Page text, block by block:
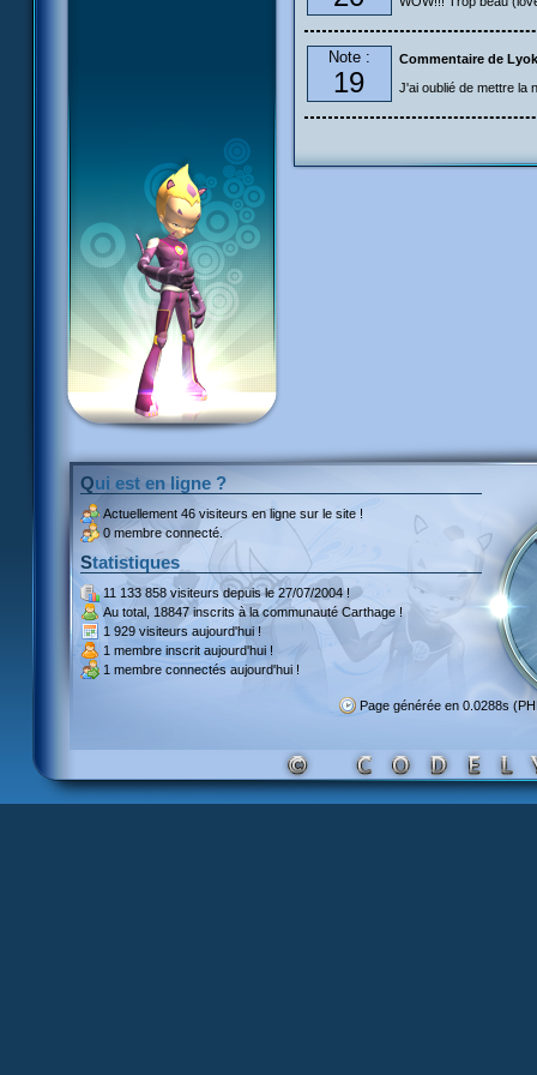
Note :
19
Commentaire de
J'ai oublié de mettre la
Qui est en ligne ?
Actuellement 46 visiteurs en ligne sur le site !
0 membre connecté.
Statistiques
11 133 858 visiteursdepuis le 27/07/2004 !
Au total, 18847 inscritsà la communauté Carthage !
1 929 visiteurs aujourd'hui !
1 membre inscrit aujourd'hui !
1 membre connectés aujourd'hui !
Page générée en 0.0288s